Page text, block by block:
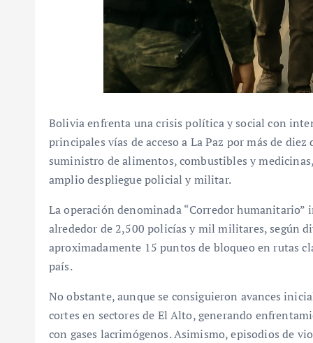
Bolivia enfrenta una crisis política y social con
principales vías de acceso a La Paz por más de
suministro de alimentos, combustibles y
amplio despliegue policial y militar.
La operación denominada “Corredor
alrededor de 2,500 policías y mil militares, según
aproximadamente 15 puntos de bloqueo en rutas
país.
No obstante, aunque se consiguieron avances
cortes en sectores de El Alto, generando
con gases lacrimógenos. Asimismo, episodios de